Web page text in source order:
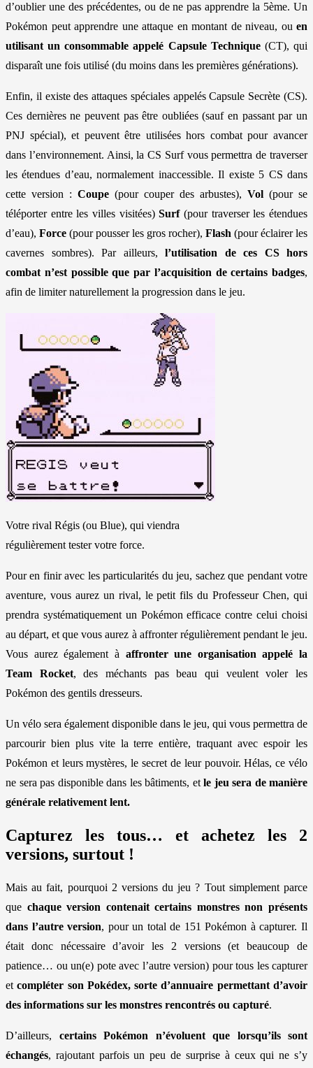
d’oublier une des précédentes, ou de ne pas apprendre la 5ème. Un
Pokémon peut apprendre une attaque en montant de niveau, ou en
utilisant un consommable appelé Capsule Technique(CT), qui
disparaît une fois utilisé (du moins dans les premières générations).
Enfin, il existe des attaques spéciales appelés Capsule Secrète (CS).
Ces dernières ne peuvent pas être oubliées (sauf en passant par un
PNJ spécial), et peuvent être utilisées hors combat pour avancer
dans l’environnement. Ainsi, la CS Surf vous permettra de traverser
les étendues d’eau, normalement inaccessible. Il existe 5 CS dans
cette version : Coupe (pour couper des arbustes), Vol (pour se
téléporter entre les villes visitées)Surf(pour traverser les étendues
d’eau), Force (pour pousser les gros rocher), Flash (pour éclairer les
cavernes sombres). Par ailleurs, l’utilisation de ces CS hors
combat n’est possible que par l’acquisition de certains badges,
afin de limiter naturellement la progression dans le jeu.
Votre rival Régis (ou Blue), qui viendra
régulièrement tester votre force.
Pour en finir avec les particularités du jeu, sachez que pendant votre
aventure, vous aurez un rival, le petit fils du Professeur Chen, qui
prendra systématiquement un Pokémon efficace contre celui choisi
au départ, et que vous aurez à affronter régulièrement pendant le jeu.
Vous aurez également à affronter une organisation appelé la
Team Rocket, des méchants pas beau qui veulent voler les
Pokémon des gentils dresseurs.
Un vélo sera également disponible dans le jeu, qui vous permettra de
parcourir bien plus vite la terre entière, traquant avec espoir les
Pokémon et leurs mystères, le secret de leur pouvoir. Hélas, ce vélo
ne sera pas disponible dans les bâtiments, et le jeu sera de manière
générale relativement lent.
Capturez les tous… et achetez les 2
versions, surtout !
Mais au fait, pourquoi 2 versions du jeu ? Tout simplement parce
que chaque version contenait certains monstres non présents
dans l’autre version, pour un total de 151 Pokémon à capturer. Il
était donc nécessaire d’avoir les 2 versions (et beaucoup de
patience… ou un(e) pote avec l’autre version) pour tous les capturer
etcompléter son Pokédex, sorte d’annuaire permettant d’avoir
des informations sur les monstres rencontrés ou capturé.
D’ailleurs, certains Pokémon n’évoluent que lorsqu’ils sont
échangés, rajoutant parfois un peu de surprise à ceux qui ne s’y